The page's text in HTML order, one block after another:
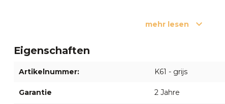
mehr lesen
Eigenschaften
Artikelnummer: K61 - grijs
Garantie 2 Jahre